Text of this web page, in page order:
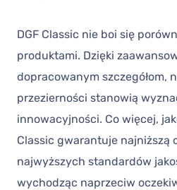
DGF Classic nie boi się
produktami. Dzięki
dopracowanym szczegółom,
przezierności stanowią
innowacyjności. Co więcej,
Classic gwarantuje najniższą
najwyższych standardów
wychodząc naprzeciw